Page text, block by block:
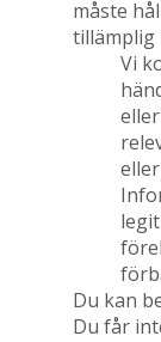
måste
tillämplig
Vi
eller
Du kan
Du får